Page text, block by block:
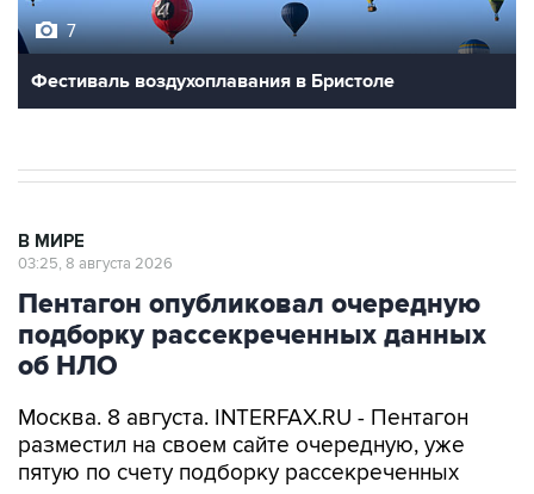
Фестиваль воздухоплавания в Бристоле
Пентагон опубликовал очередную
подборку рассекреченных данных
об НЛО
Москва. 8 августа. INTERFAX.RU - Пентагон
пятую по счету подборку рассекреченных
американских данных о неопознанных
аномальных явлениях (UAP).